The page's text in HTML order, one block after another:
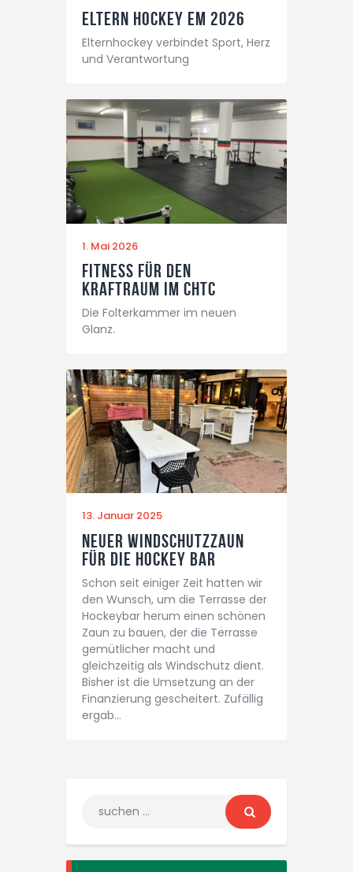
Eltern Hockey EM 2026
Elternhockey verbindet Sport, Herz
und Verantwortung
1. Mai 2026
Fitness für den
Kraftraum im CHTC
Die Folterkammer im neuen
Glanz.
13. Januar 2025
Neuer Windschutzzaun
für die Hockey Bar
Schon seit einiger Zeit hatten wir
den Wunsch, um die Terrasse der
Hockeybar herum einen schönen
Zaun zu bauen, der die Terrasse
gemütlicher macht und
gleichzeitig als Windschutz dient.
Bisher ist die Umsetzung an der
Finanzierung gescheitert. Zufällig
ergab…